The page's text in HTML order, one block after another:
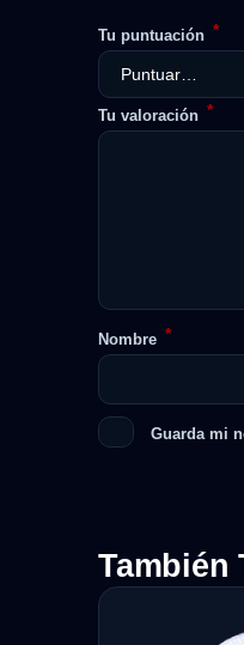
Tu puntuación *
Tu valoración *
Nombre *
Guarda mi
También